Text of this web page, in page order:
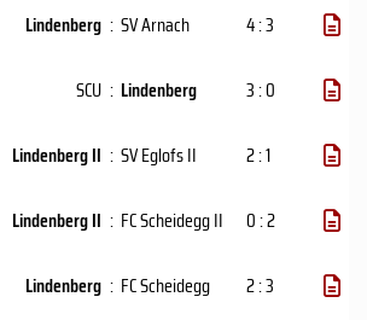
Lindenberg : SV Arnach
4 : 3
SCU : Lindenberg
3 : 0
Lindenberg II : SV Eglofs II
2 : 1
Lindenberg II : FC Scheidegg II
0 : 2
Lindenberg : FC Scheidegg
2 : 3